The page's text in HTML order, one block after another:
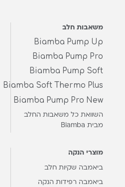
משאבות חלב
Biamba Pump Up
Biamba Pump Pro
Biamba Pump Soft
Biamba Soft Thermo Plus
Biamba Pump Pro New
השוואת כל משאבות החלב
מבית Biamba
מוצרי הנקה
ביאמבה שקיות חלב
ביאמבה רפידות הנקה